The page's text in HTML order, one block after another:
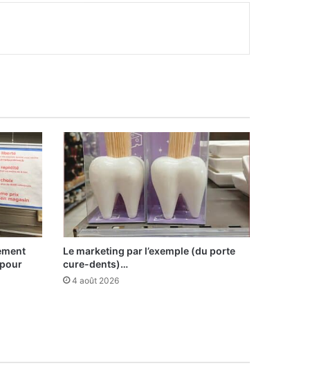
Le marketing par l’exemple (du porte
cure-dents)…
4 août 2026